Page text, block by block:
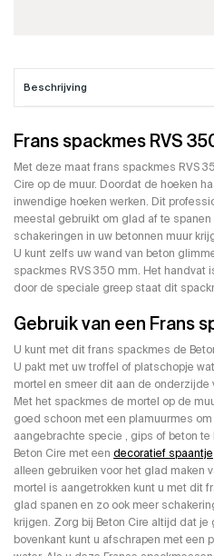
Beschrijving
Frans spackmes RVS
Met deze maat frans spackmes RVS
Cire op de muur. Doordat de hoeken
inwendige hoeken werken. Dit
meestal gebruikt om glad af te
schakeringen in uw betonnen muur
U kunt zelfs uw wand van beton
spackmes RVS 350 mm. Het handvat
door de speciale greep staat dit
Gebruik van een Frans
U kunt met dit frans spackmes de
U pakt met uw troffel of platschopje
mortel en smeer dit aan de
Met het spackmes de mortel op de
goed schoon met een plamuurmes
aangebrachte specie , gips of beton
Beton Cire met een decoratief spaantje
alleen gebruiken voor het glad maken
mortel is aangetrokken kunt u met dit
glad spanen en zo ook meer
krijgen. Zorg bij Beton Cire altijd dat
bovenkant kunt u afschrapen met een